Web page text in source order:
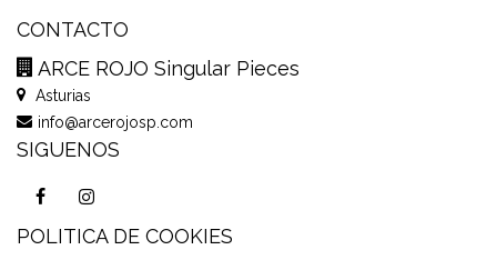
CONTACTO
ARCE ROJO Singular Pieces
Asturias
info@arcerojosp.com
SIGUENOS
POLITICA DE COOKIES